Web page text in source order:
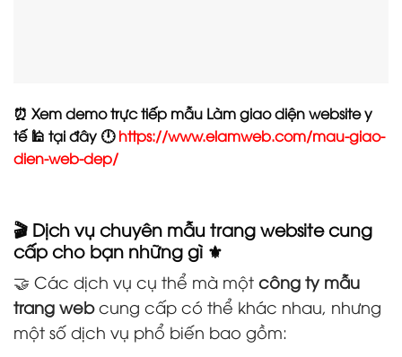
⏰ Xem demo trực tiếp mẫu Làm giao diện website y
tế 🕌 tại đây 🕛https://www.elamweb.com/mau-giao-
dien-web-dep/
🎬 Dịch vụ chuyên mẫu trang website cung
cấp cho bạn những gì ⚜️
🤝 Các dịch vụ cụ thể mà một công ty mẫu
trang webcung cấp có thể khác nhau, nhưng
một số dịch vụ phổ biến bao gồm: